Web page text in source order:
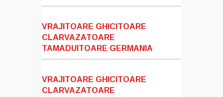
VRAJITOARE GHICITOARE
CLARVAZATOARE
TAMADUITOARE GERMANIA
VRAJITOARE GHICITOARE
CLARVAZATOARE